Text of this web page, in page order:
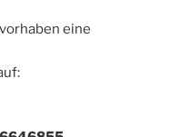
eine